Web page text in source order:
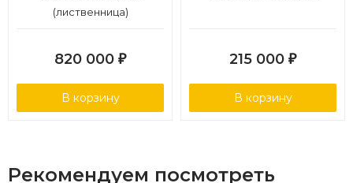
(лиственница)
820 000 ₽
В корзину
215 000 ₽
В корзину
Рекомендуем посмотреть